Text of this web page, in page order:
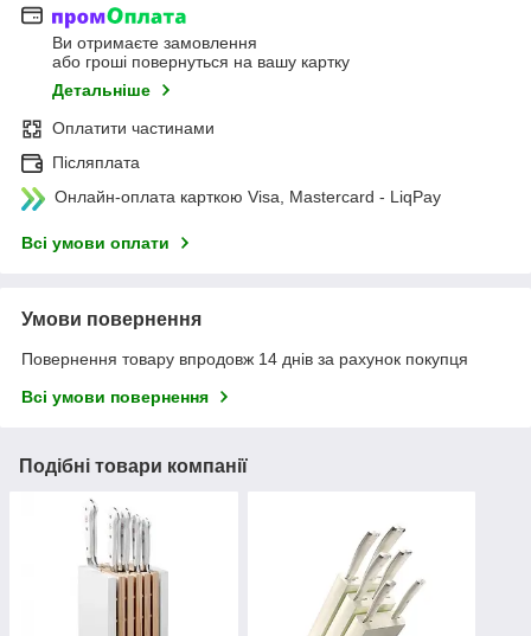
Ви отримаєте замовлення
або гроші повернуться на вашу картку
Детальніше
Оплатити частинами
Післяплата
Онлайн-оплата карткою Visa, Mastercard - LiqPay
Всі умови оплати
Умови повернення
Повернення товару впродовж 14 днів за рахунок покупця
Всі умови повернення
Подібні товари компанії